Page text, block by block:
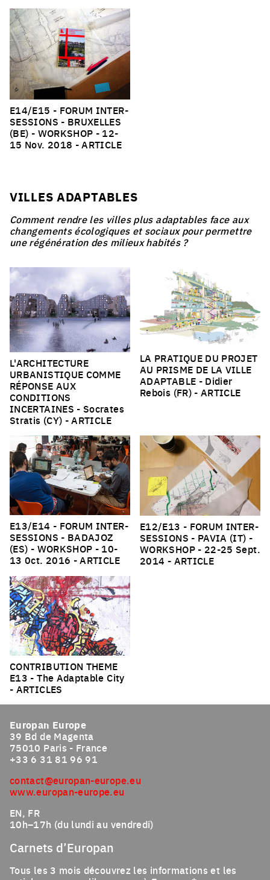
E14/E15 - FORUM INTER-
SESSIONS - BRUXELLES
(BE) - WORKSHOP - 12-
15 Nov. 2018 -ARTICLE
VILLES ADAPTABLES
Comment rendre les villes plus adaptables face aux
changements écologiques et sociaux pour permettre
une régénération des milieux habités ?
L'ARCHITECTURE
URBANISTIQUE COMME
RÉPONSE AUX
CONDITIONS
INCERTAINES - Socrates
Stratis (CY) -ARTICLE
LA PRATIQUE DU PROJET
AU PRISME DE LA VILLE
ADAPTABLE - Didier
Rebois (FR) -ARTICLE
E13/E14 - FORUM INTER-
SESSIONS - BADAJOZ
(ES) - WORKSHOP - 10-
13 0ct. 2016 -ARTICLE
E12/E13 - FORUM INTER-
SESSIONS - PAVIA (IT) -
WORKSHOP- 22-25 Sept.
2014 - ARTICLE
CONTRIBUTION THEME
E13 - The Adaptable City
- ARTICLES
Europan Europe
39 Bd de Magenta
75010 Paris - France
+33 6 31 81 96 91
contact@europan-europe.eu
www.europan-europe.eu
EN, FR
10h–17h (du lundi au vendredi)
Carnets d’Europan
Tous les 3 mois découvrez les informations et les